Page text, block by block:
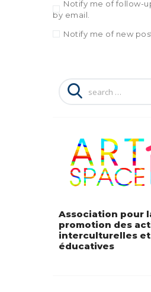
Notify me of follow-
by email.
Notify me of new
Search
for:
Association pour
promotion des
interculturelles et
éducatives